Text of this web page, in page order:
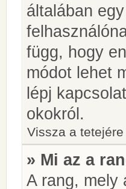
általában
függ, hogy
módot lehet
lépj
okokról.
Vissza a tetejére
» Mi az a
A rang, mely